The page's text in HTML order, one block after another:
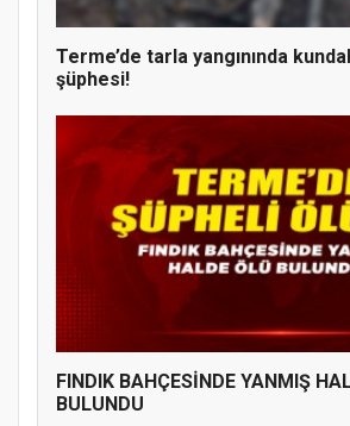
Terme’de tarla yangınında
şüphesi!
FINDIK BAHÇESİNDE YANMIŞ
BULUNDU